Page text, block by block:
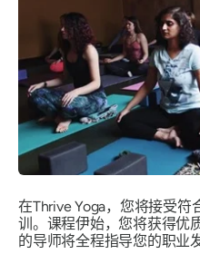
在Thrive Yoga，您将接受
训。课程伊始，您将获得优
的导师将全程指导您的职业